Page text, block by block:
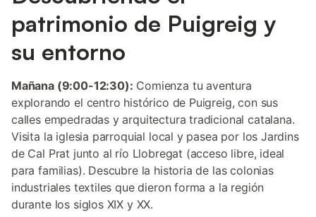
patrimonio de Puigreig y
su entorno
Mañana (9:00-12:30): Comienza tu aventura
explorando el centro histórico de Puigreig, con sus
calles empedradas y arquitectura tradicional catalana.
Visita la iglesia parroquial local y pasea por los Jardins
de Cal Prat junto al río Llobregat (acceso libre, ideal
para familias). Descubre la historia de las colonias
industriales textiles que dieron forma a la región
durante los siglos XIX y XX.